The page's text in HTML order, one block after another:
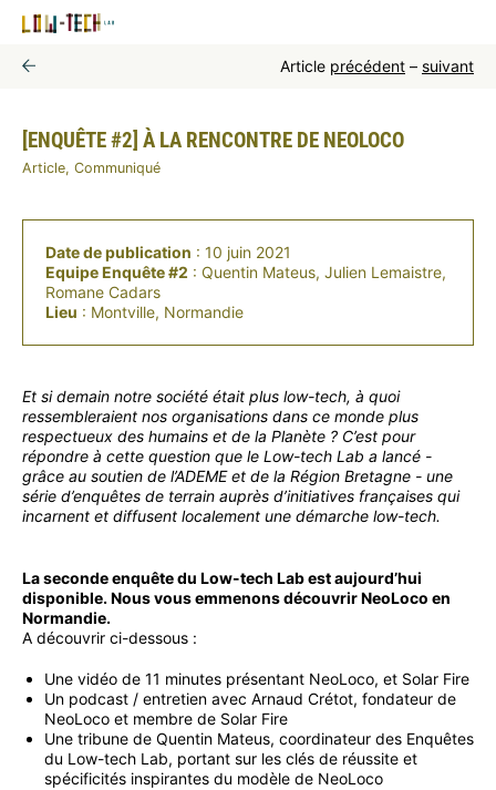
Article précédent – suivant
[ENQUÊTE #2] À LA RENCONTRE DE NEOLOCO
Article, Communiqué
Date de publication : 10 juin 2021
Equipe Enquête #2 : Quentin Mateus, Julien Lemaistre,
Romane Cadars
Lieu : Montville, Normandie
Et si demain notre société était plus low-tech, à quoi
ressembleraient nos organisations dans ce monde plus
respectueux des humains et de la Planète ? C’est pour
répondre à cette question que le Low-tech Lab a lancé -
grâce au soutien de l’ADEME et de la Région Bretagne - une
série d’enquêtes de terrain auprès d’initiatives françaises qui
incarnent et diffusent localement une démarche low-tech.
La seconde enquête du Low-tech Lab est aujourd’hui
disponible. Nous vous emmenons découvrir NeoLoco en
Normandie.
A découvrir ci-dessous :
Une vidéo de 11 minutes présentant NeoLoco, et Solar Fire
Un podcast / entretien avec Arnaud Crétot, fondateur de
NeoLoco et membre de Solar Fire
Une tribune de Quentin Mateus, coordinateur des Enquêtes
du Low-tech Lab, portant sur les clés de réussite et
spécificités inspirantes du modèle de NeoLoco